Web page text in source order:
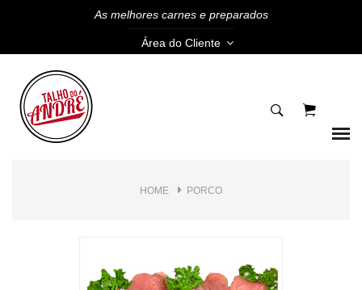
As melhores carnes e preparados
Área do Cliente
HOME PORCO